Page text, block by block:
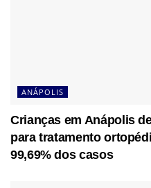
ANÁPOLIS
Crianças em Anápolis
para tratamento
99,69% dos casos